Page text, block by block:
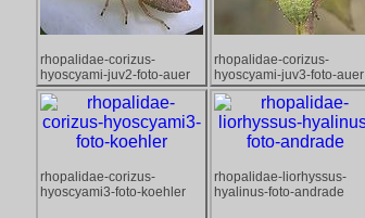
rhopalidae-corizus-
hyoscyami-juv2-foto-auer
rhopalidae-corizus-
hyoscyami-juv3-foto-auer
rhopalidae-corizus-
hyoscyami3-foto-koehler
rhopalidae-liorhyssus-
hyalinus-foto-andrade